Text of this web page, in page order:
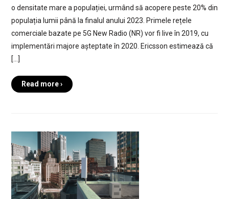
o densitate mare a populației, urmând să acopere peste 20% din
populația lumii până la finalul anului 2023. Primele rețele
comerciale bazate pe 5G New Radio (NR) vor fi live în 2019, cu
implementări majore așteptate în 2020. Ericsson estimează că
[…]
Read more ›